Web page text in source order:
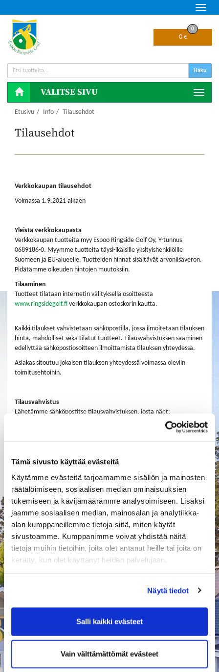
Tämä sivusto käyttää evästeitä
Käytämme evästeitä tarjoamamme sisällön ja mainosten
räätälöimiseen, sosiaalisen median ominaisuuksien
tukemiseen ja kävijämäärämme analysoimiseen. Lisäksi
jaamme sosiaalisen median, mainosalan ja analytiikka-
alan kumppaneillemme tietoja siitä, miten käytät
sivustoamme. Kumppanimme voivat yhdistää näitä
tietoja muihin tietoihin, joita olet antanut heille tai joita on
kerätty, kun olet käyttänyt heidän palvelujaan.
Näytä tiedot
Salli kaikki evästeet
Vain välttämättömät evästeet
0 €
0
Haku
VALITSE SIVU
Etusivu Info Tilausehdot
Tilausehdot
Verkkokaupan tilausehdot
Voimassa 1.9.2021 alkaen
Yleistä verkkokaupasta
Verkkokaupan tuotteita myy Espoo Ringside Golf Oy, Y-tunnus
0689186-0. Myymme tuotteita täysi-ikäisille yksityishenkilöille
Suomeen ja EU-alueelle. Tuotteiden hinnat sisältävät arvonlisäveron.
Pidätämme oikeuden hintojen muutoksiin.
Tilaaminen
Tuotteet tilataan internetin välityksellä osoitteesta
www.ringsidegolf.fi verkkokaupan ostoskorin kautta.
Kaikki tilaukset vahvistetaan sähköpostilla, jossa ilmoitetaan tilauksen
hinta, mahdolliset sekä tilatut tuotteet. Tilausvahvistuksen saaminen
edellyttää sähköpostiosoitteen ilmoittamista tilauksen yhteydessä.
Asiakas sitoutuu jokaisen tilauksen yhteydessä voimassa oleviin
toimitusehtoihin.
Tilausvahvistus
Lähetämme sähköpostitse tilausvahvistuksen, josta näet:
Toimitustapa ja toimituskulut
caddiemasterilta tai asiakaspalvelupisteeltä.
Vaihto- ja palautusehdot
Palvelutuotteita ei voi palauttaa sen jälkeen kuin palvelu tai osa siitä
on otettu käyttöön. Palvelutuotteita palauttaessa ota yhteyttä Espoo
Ringside sähköpostitse tai puhelimitse:
Palvelupäällikkö
ennen tilaustaan tutustuttava kulloinkin voimassa oleviin tilaus- ja
toimitusehtoihin.